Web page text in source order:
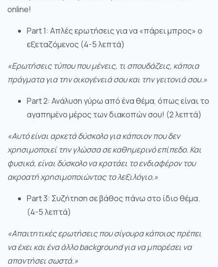
online!
Part 1: Απλές ερωτήσεις για να «πάρει μπρος» ο
εξεταζόμενος (4-5 λεπτά)
«Ερωτήσεις τύπου που μένεις, τι σπουδάζεις, κάποια
πράγματα για την οικογένειά σου και την γειτονιά σου.»
Part 2: Ανάλυση γύρω από ένα θέμα, όπως είναι το
αγαπημένο μέρος των διακοπών σου! (2 λεπτά)
«Αυτό είναι αρκετά δύσκολο για κάποιον που δεν
χρησιμοποιεί την γλώσσα σε καθημερινό επίπεδο. Και
φυσικά, είναι δύσκολο να κρατάει το ενδιαφέρον του
ακροατή χρησιμοποιώντας το λεξιλόγιο.»
Part 3: Συζήτηση σε βάθος πάνω στο ίδιο θέμα.
(4-5 λεπτά)
«Απαιτητικές ερωτήσεις που σίγουρα κάποιος πρέπει
να έχει και ένα άλλο background για να μπορέσει να
απαντήσει σωστά.»